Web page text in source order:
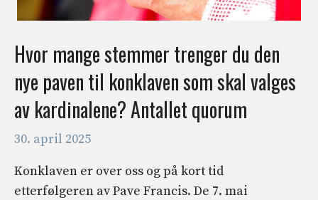
Hvor mange stemmer trenger du den
nye paven til konklaven som skal valges
av kardinalene? Antallet quorum
30. april 2025
Konklaven er over oss og på kort tid
etterfølgeren av Pave Francis. De 7. mai